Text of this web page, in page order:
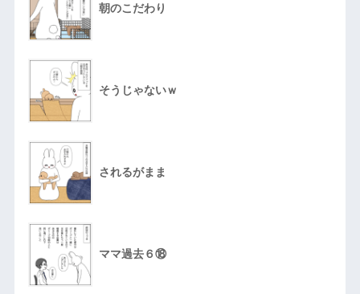
朝のこだわり
そうじゃないｗ
されるがまま
ママ過去６⑱